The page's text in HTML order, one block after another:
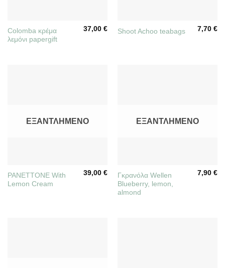
Colomba κρέμα
λεμόνι papergift
37,00€ Shoot Achoo teabags 7,70€
ΕΞΑΝΤΛΗΜΈΝΟ
PANETTONE With
Lemon Cream
39,00€
ΕΞΑΝΤΛΗΜΈΝΟ
Γκρανόλα Wellen
Blueberry, lemon,
almond
7,90€